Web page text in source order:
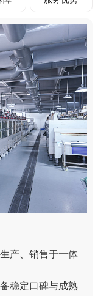
产、销售于一体
稳定口碑与成熟